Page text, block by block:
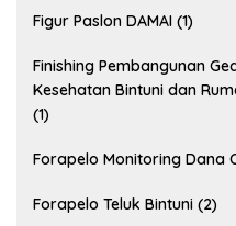
Figur Paslon DAMAI (1)
Finishing Pembangunan
Kesehatan Bintuni dan
(1)
Forapelo Monitoring Dana
Forapelo Teluk Bintuni (2)